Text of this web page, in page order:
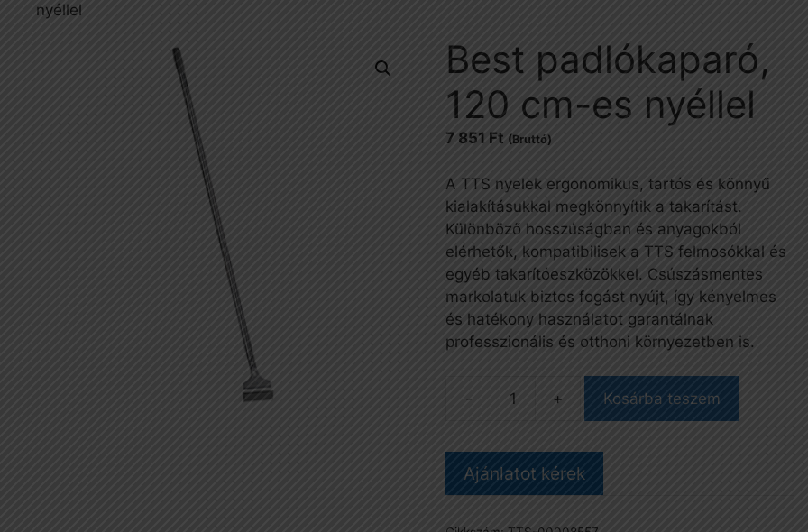
nyéllel
Best padlókaparó,
120 cm-es nyéllel
7 851 Ft (Bruttó)
A TTS nyelek ergonomikus, tartós és könnyű
kialakításukkal megkönnyítik a takarítást.
Különböző hosszúságban és anyagokból
elérhetők, kompatibilisek a TTS felmosókkal és
egyéb takarítóeszközökkel. Csúszásmentes
markolatuk biztos fogást nyújt, így kényelmes
és hatékony használatot garantálnak
professzionális és otthoni környezetben is.
120
cm-
es
Kosárba teszem
Ajánlatot kérek